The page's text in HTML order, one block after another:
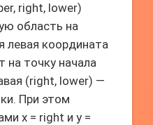
right, lower)
область на
левая координата
на точку начала
(right, lower) —
При этом
x = right и y =